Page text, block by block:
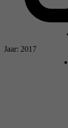
Jaar: 2017